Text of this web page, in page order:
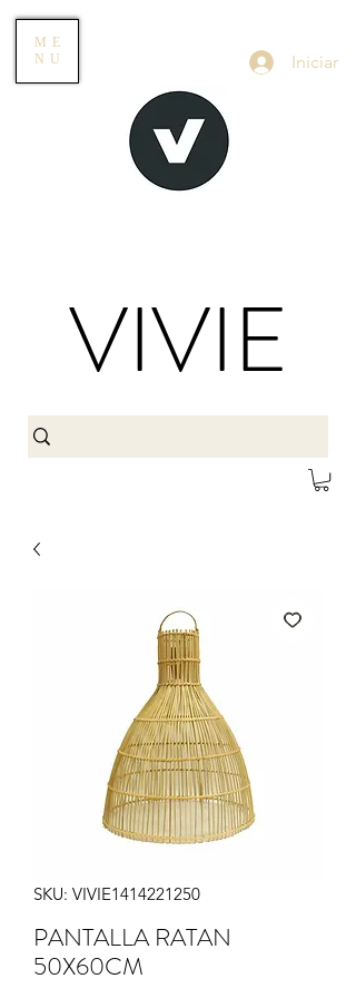
ME
NU
Iniciar
VIVIE
SKU: VIVIE1414221250
PANTALLA RATAN
50X60CM